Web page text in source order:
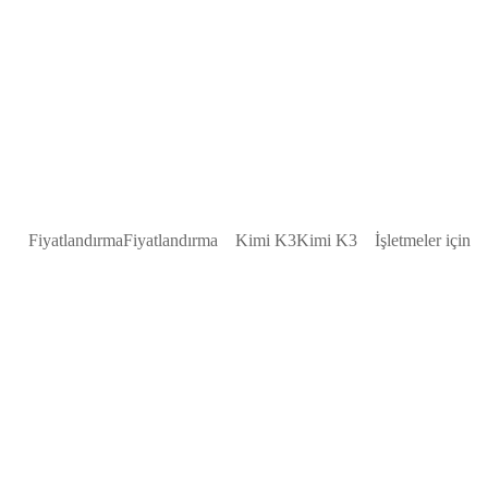
FiyatlandırmaFiyatlandırma Kimi K3Kimi K3 İşletmeler için